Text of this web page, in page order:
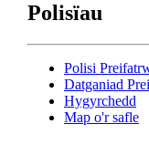
Polisïau
Polisi
Datganiad
Hygyrchedd
Map o'r safle